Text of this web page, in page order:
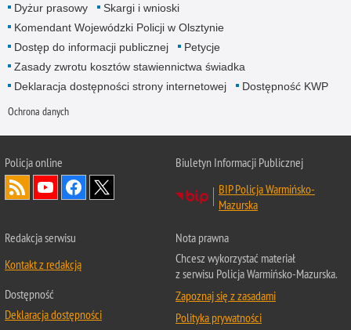
Dyżur prasowy
Skargi i wnioski
Komendant Wojewódzki Policji w Olsztynie
Dostęp do informacji publicznej
Petycje
Zasady zwrotu kosztów stawiennictwa świadka
Deklaracja dostępności strony internetowej
Dostępność KWP
Ochrona danych
Policja online
Biuletyn Informacji Publicznej
BIP Policja Warmińsko-
Mazurska
Redakcja serwisu
Kontakt z redakcją
Dostępność
Deklaracja dostępności
Nota prawna
Chcesz wykorzystać materiał
z serwisu Policja Warmińsko-Mazurska.
Zapoznaj się z zasadami
Polityka prywatności